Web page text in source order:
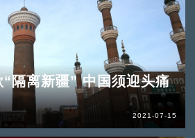
隔离新疆” 中国须迎头痛
2021-07-15